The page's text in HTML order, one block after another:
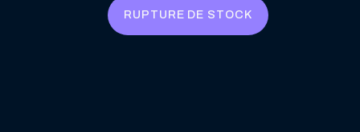
RUPTURE DE STOCK